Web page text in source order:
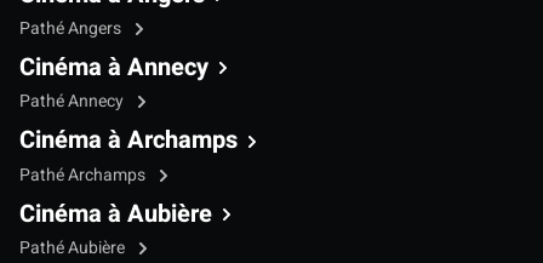
Pathé Angers
Cinéma à Annecy
Pathé Annecy
Cinéma à Archamps
Pathé Archamps
Cinéma à Aubière
Pathé Aubière